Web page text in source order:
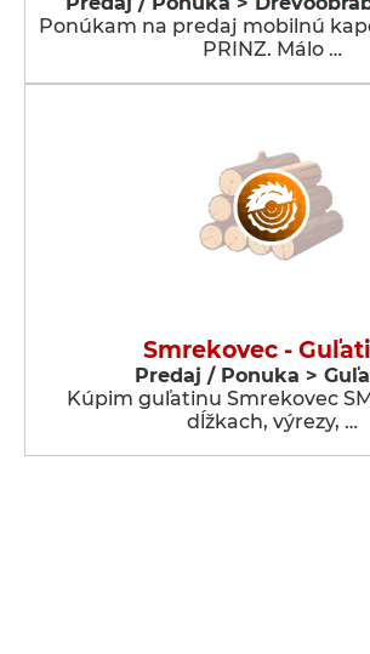
Ponúkam na predaj mobilnú
PRINZ. Málo …
Smrekovec -
Predaj / Ponuka >
Kúpim guľatinu Smrekovec
dĺžkach, výrezy, …